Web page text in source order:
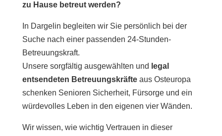
zu Hause betreut werden?
In Dargelin begleiten wir Sie persönlich bei der
Suche nach einer passenden 24-Stunden-
Betreuungskraft.
Unsere sorgfältig ausgewählten und legal
entsendeten Betreuungskräfteaus Osteuropa
schenken Senioren Sicherheit, Fürsorge und ein
würdevolles Leben in den eigenen vier Wänden.
Wir wissen, wie wichtig Vertrauen in dieser